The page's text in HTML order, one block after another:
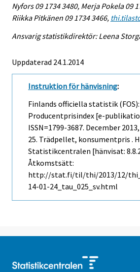
Nyfors 09 1734 3480, Merja Pokela 09
Riikka Pitkänen 09 1734 3466,
Ansvarig statistikdirektör: Leena
Uppdaterad 24.1.2014
Instruktion för hänvisning:
Finlands officiella statistik (FOS):
Producentprisindex [e-
ISSN=1799-3687. December
25. Trädpellet, konsumentpris .
Statistikcentralen [hänvisat:
Åtkomstsätt:
http://stat.fi/til/thi/2013/12/
14-01-24_tau_025_sv.html